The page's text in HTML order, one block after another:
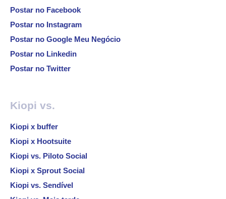
Postar no Facebook
Postar no Instagram
Postar no Google Meu Negócio
Postar no Linkedin
Postar no Twitter
Kiopi vs.
Kiopi x buffer
Kiopi x Hootsuite
Kiopi vs. Piloto Social
Kiopi x Sprout Social
Kiopi vs. Sendível